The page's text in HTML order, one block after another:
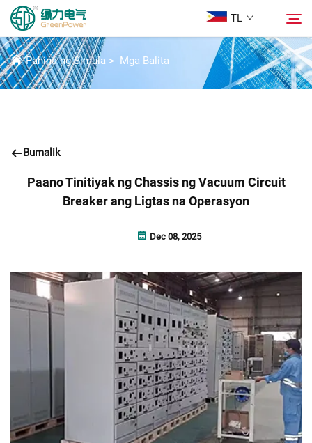
TL
Mga Produkto
Makipag-ugnayan sa Amin
BALITA
Pahina ng Simula > Mga Balita
Bumalik
Paano Tinitiyak ng Chassis ng Vacuum Circuit
Breaker ang Ligtas na Operasyon
Dec 08, 2025